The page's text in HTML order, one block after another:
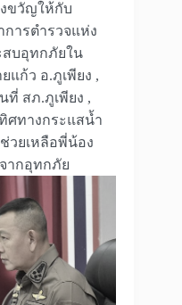
ขวัญให้กับ
ารตำรวจแห่ง
บอุทกภัยใน
แก้ว อ.ภูเพียง ,
ที่ สภ.ภูเพียง ,
ศทางกระแสน้ำ
วยเหลือพี่น้อง
ากอุทกภัย